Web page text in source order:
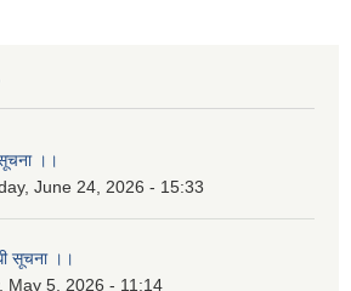
सूचना ।।
June 24, 2026 - 15:33
सूचना ।।
May 5, 2026 - 11:14